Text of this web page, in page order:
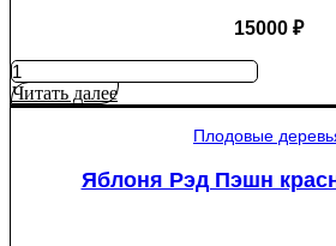
15000 ₽
Количество
товара
Туя
Читать далее
Плодовые
Яблоня Рэд Пэшн